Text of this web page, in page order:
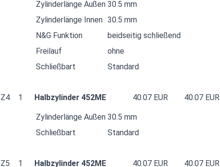
Zylinderlänge Außen 30.5 mm
Zylinderlänge Innen 30.5 mm
N&G Funktion
beidseitig schließend
Freilauf
ohne
Schließbart
Standard
Z4 1 Halbzylinder 452ME 40.07 EUR 40.07 EUR
Zylinderlänge Außen 30.5 mm
Schließbart
Standard
Z5 1 Halbzylinder 452ME 40.07 EUR 40.07 EUR